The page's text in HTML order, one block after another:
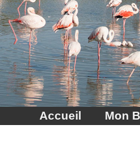
Accueil Mon